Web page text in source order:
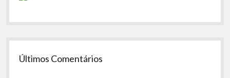
Últimos Comentários